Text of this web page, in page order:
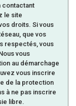
contactant
le site
droits. Si vous
que vos
respectés, vous
vous
au démarchage
vous inscrire
de la protection
à ne pas inscrire
libre.